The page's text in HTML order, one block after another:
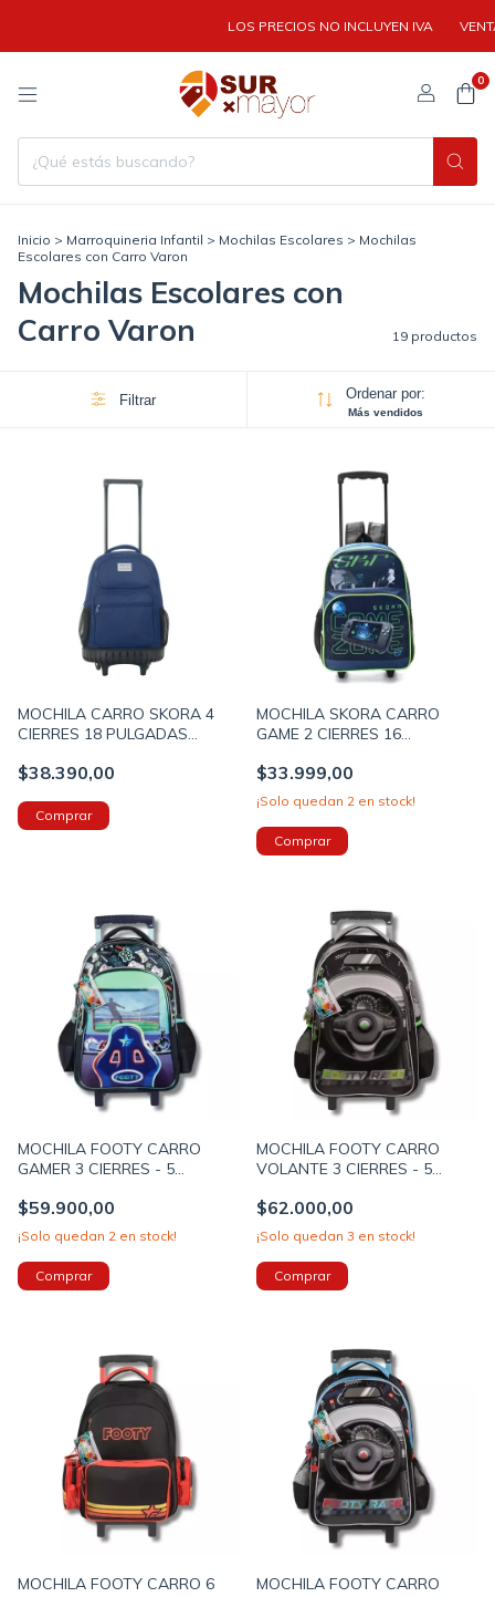
LOS PRECIOS NO INCLUYEN IVA VENTA
0
Inicio > Marroquineria Infantil > Mochilas Escolares > Mochilas
Escolares con Carro Varon
Mochilas Escolares con
Carro Varon
19 productos
Filtrar Ordenar por:
Más vendidos
MOCHILA CARRO SKORA 4
CIERRES 18 PULGADAS
PRECIO UNITARIO (BTS)
$38.390,00
MOCHILA SKORA CARRO
GAME 2 CIERRES 16
COLOR AZUL (BTS) (37651)
$33.999,00
¡Solo quedan 2 en stock!
MOCHILA FOOTY CARRO
GAMER 3 CIERRES - 5
PULGADAS 52X35X16 COLOR
VERDE (F26471B)
$59.900,00
¡Solo quedan 2 en stock!
MOCHILA FOOTY CARRO
VOLANTE 3 CIERRES - 5
PULGADAS 52X35X16 COLOR
VERDE (F26481B)
$62.000,00
¡Solo quedan 3 en stock!
MOCHILA FOOTY CARRO 6
MOCHILA FOOTY CARRO